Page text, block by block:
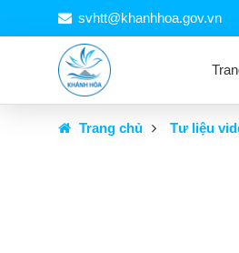
svhtt@khanhhoa.gov.vn
Trang chủ Tư liệu